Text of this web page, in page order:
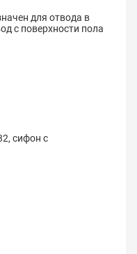
для отвода в
с поверхности пола
сифон с